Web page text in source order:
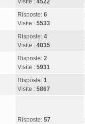
Visite : 4522
Risposte: 6
Visite : 5533
Risposte: 4
Visite : 4835
Risposte: 2
Visite : 5931
Risposte: 1
Visite : 5867
Risposte: 57